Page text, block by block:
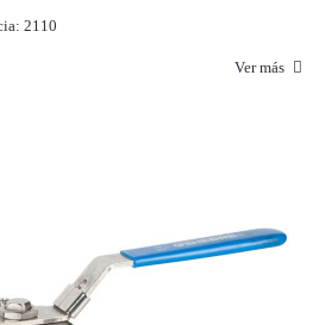
2110
Ver más